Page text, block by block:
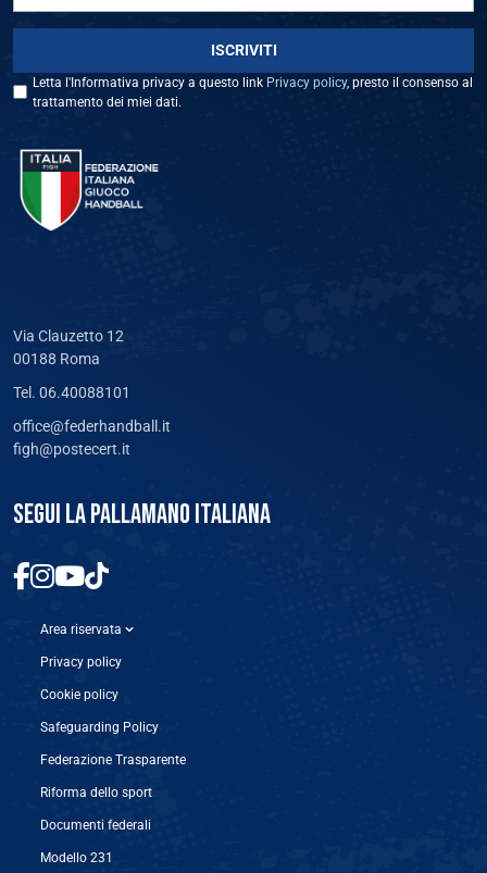
Letta l'Informativa privacy a questo link Privacy policy, presto il consenso al
trattamento dei miei dati.
Via Clauzetto 12
00188 Roma
Tel. 06.40088101
office@federhandball.it
figh@postecert.it
SEGUI LA PALLAMANO ITALIANA
Area riservata
Privacy policy
Cookie policy
Safeguarding Policy
Federazione Trasparente
Riforma dello sport
Documenti federali
Modello 231